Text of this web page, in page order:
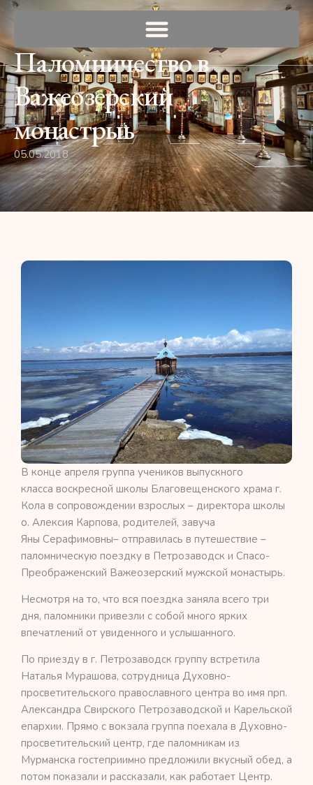
Паломничество в
Важеозерский
монастрыь
05.05.2018
В конце апреля группа учеников выпускного
класса воскресной школы Благовещенского храма г.
Кола в сопровождении взрослых – директора школы
о. Алексия Карпова, родителей, завуча
Яны Серафимовны– отправилась в путешествие –
паломническую поездку в Петрозаводск и Спасо-
Преображенский Важеозерский мужской монастырь.
Несмотря на то, что вся поездка заняла всего три
дня, паломники привезли с собой много ярких
впечатлений от увиденного и услышанного.
По приезду в г. Петрозаводск группу встретила
Наталья Мурашова, сотрудница Духовно-
просветительского православного центра во имя прп.
Александра Свирского Петрозаводской и Карельской
епархии. Прямо с вокзала группа поехала в Духовно-
просветительский центр, где паломникам из
Мурманска гостеприимно предложили вкусный обед, а
потом показали и рассказали, как работает Центр.